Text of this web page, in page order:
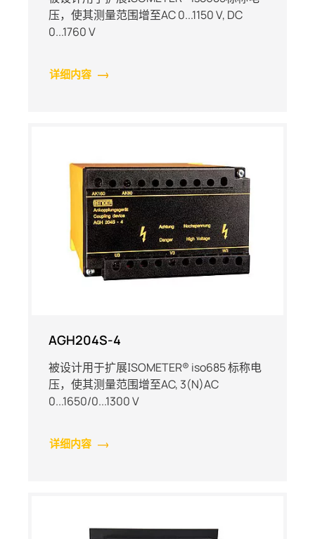
压，使其测量范围增至AC 0...1150 V, DC
0...1760 V
详细内容
AGH204S-4
被设计用于扩展ISOMETER® iso685 标称电
压，使其测量范围增至AC, 3(N)AC
0...1650/0...1300 V
详细内容